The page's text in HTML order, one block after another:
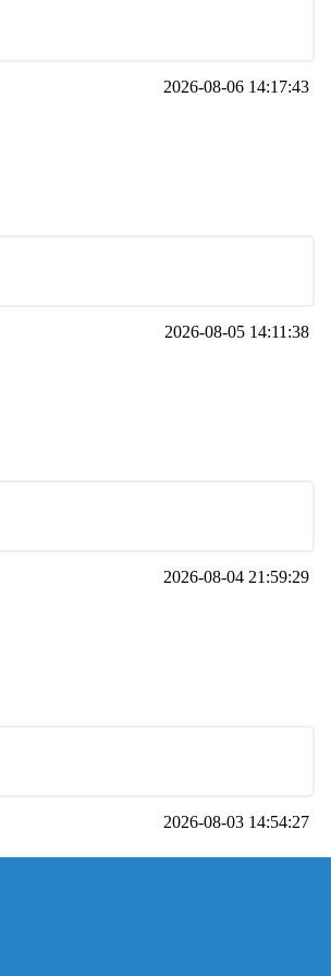
2026-08-06 14:17:43
2026-08-05 14:11:38
2026-08-04 21:59:29
2026-08-03 14:54:27